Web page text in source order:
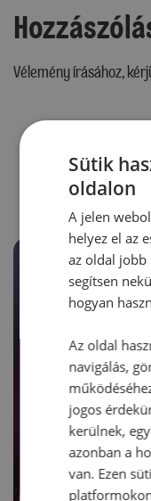
Vélemény írásához,
Sütik
oldalon
A jelen
helyez el az
az oldal
segítsen
hogyan
Az oldal
navigálás,
jogos
kerülnek,
azonban a
van. Ezen